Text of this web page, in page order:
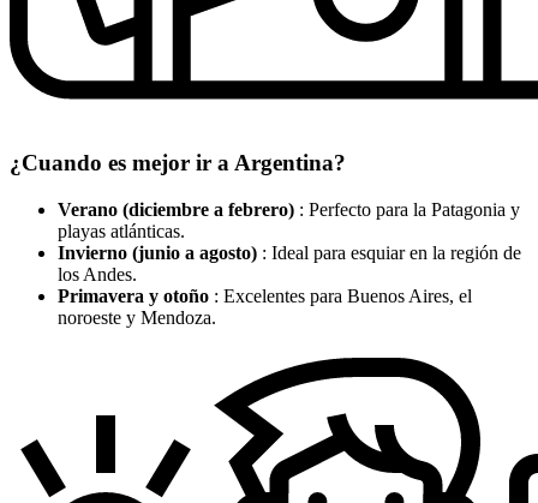
¿Cuando es mejor ir a Argentina?
Verano (diciembre a febrero) : Perfecto para la Patagonia y
playas atlánticas.
Invierno (junio a agosto) : Ideal para esquiar en la región de
los Andes.
Primavera y otoño : Excelentes para Buenos Aires, el
noroeste y Mendoza.